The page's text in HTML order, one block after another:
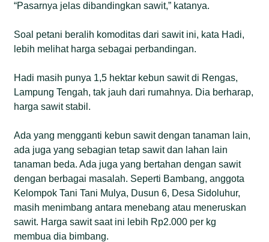
“Pasarnya jelas dibandingkan sawit,” katanya.
Soal petani beralih komoditas dari sawit ini, kata Hadi,
lebih melihat harga sebagai perbandingan.
Hadi masih punya 1,5 hektar kebun sawit di Rengas,
Lampung Tengah, tak jauh dari rumahnya. Dia berharap,
harga sawit stabil.
Ada yang mengganti kebun sawit dengan tanaman lain,
ada juga yang sebagian tetap sawit dan lahan lain
tanaman beda. Ada juga yang bertahan dengan sawit
dengan berbagai masalah. Seperti Bambang, anggota
Kelompok Tani Tani Mulya, Dusun 6, Desa Sidoluhur,
masih menimbang antara menebang atau meneruskan
sawit. Harga sawit saat ini lebih Rp2.000 per kg
membua dia bimbang.